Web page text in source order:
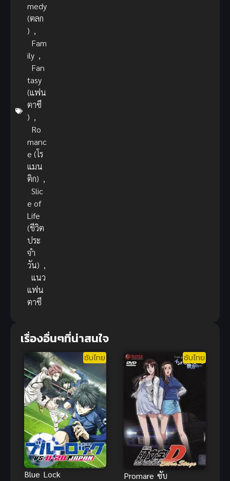
medy
(ตลก
) ,
Fam
ily ,
Fan
tasy
(แฟน
ตาซี
) ,
Ro
manc
e (โร
แมน
ติก) ,
Slic
e of
Life
(ชีวิต
ประ
จำ
วัน) ,
แนว
แฟน
ตาซี
เรื่องอื่นๆที่น่าสนใจ
ซับไทย
Blue Lock
ซับไทย
Promare ซับ